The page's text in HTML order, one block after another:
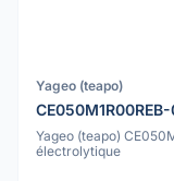
Yageo (teapo)
Yageo (teapo)
électrolytique